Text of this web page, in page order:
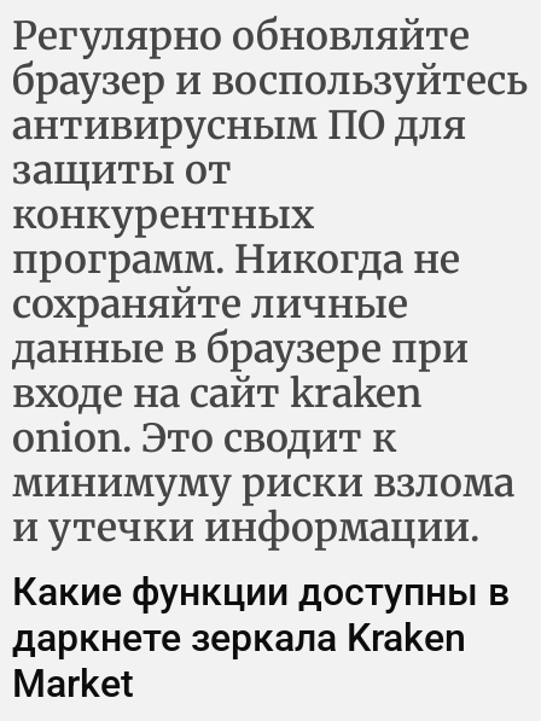
Регулярно обновляйте
браузер и воспользуйтесь
антивирусным ПО для
защиты от
конкурентных
программ. Никогда не
сохраняйте личные
данные в браузере при
входе на сайт kraken
onion. Это сводит к
минимуму риски взлома
и утечки информации.
Какие функции доступны в
даркнете зеркала Kraken
Market